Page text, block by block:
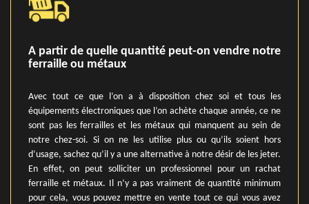
A partir de quelle quantité peut-on vendre notre
ferraille ou métaux
Avec tout ce que l’on a à disposition chez soi et tous les
équipements électroniques que l’on achète chaque année, ce ne
sont pas les ferrailles et les métaux qui manquent au sein de
notre chez-soi. Si on ne les utilise plus ou qu’ils soient hors
d’usage, sachez qu’il y a une alternative à notre désir de les jeter.
En effet, on peut solliciter un professionnel pour un rachat
ferraille et métaux. Il n’y a pas vraiment de quantité minimum
pour cela, vous pouvez mettre en vente tout ce qui vous avez